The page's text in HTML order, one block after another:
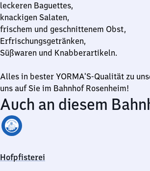
leckeren Baguettes,
knackigen Salaten,
frischem und geschnittenem Obst,
Erfrischungsgetränken,
Süßwaren und Knabberartikeln.
Alles in bester YORMA'S-Qualität zu
uns auf Sie im Bahnhof Rosenheim!
Auch an diesem
Hofpfisterei